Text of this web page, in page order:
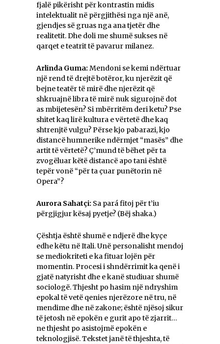
fjalë pikërisht për kontrastin midis
intelektualit në përgjithësi nga një anë,
gjendjes së gruas nga ana tjetër dhe
realitetit. Dhe doli me shumë sukses në
qarqet e teatrit të pavarur milanez.
Arlinda Guma: Mendoni se kemi ndërtuar
një rend të drejtë botëror, ku njerëzit që
bejne teatër të mirë dhe njerëzit që
shkruajnë libra të mirë nuk sigurojnë dot
as mbijetesën? Si mbërritëm deri ketu? Pse
shitet kaq lirë kultura e vërtetë dhe kaq
shtrenjtë vulgu? Përse kjo pabarazi, kjo
distancë humnerike ndërmjet “masës” dhe
artit të vërtetë? Ç’mund të bëhet për ta
zvogëluar këtë distancë apo tani është
tepër vonë “për ta çuar punëtorin në
Opera”?
Aurora Sahatçi: Sa pará fitoj për t’iu
përgjigjur kësaj pyetje? (Bëj shaka.)
Çështja është shumë e ndjerë dhe kyçe
edhe këtu në Itali. Unë personalisht mendoj
se mediokriteti e ka fituar lojën për
momentin. Procesi i shndërrimit ka qenë i
gjatë natyrisht dhe e kanë studiuar shumë
sociologë. Thjesht po hasim një ndryshim
epokal të vetë qenies njerëzore në tru, në
mendime dhe në zakone; është njësoj sikur
të jetosh në epokën e gurit apo të zjarrit…
ne thjesht po asistojmë epokën e
teknologjisë. Tekstet janë të thjeshta, të